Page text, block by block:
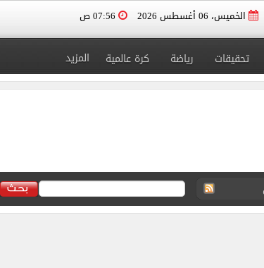
الخميس، 06 أغسطس 2026
تحقيقات رياضة كرة عالمية المزيد